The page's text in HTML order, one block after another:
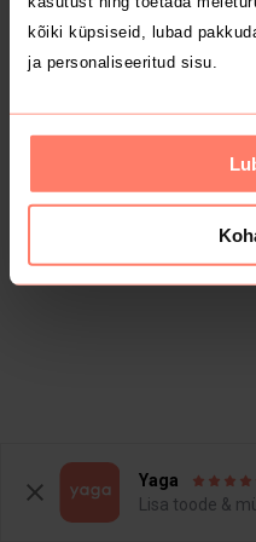
kõiki küpsiseid, lubad
ja personaliseeritud sisu.
Yaga
Lisa toode &